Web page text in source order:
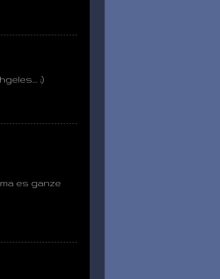
;)
es ganze